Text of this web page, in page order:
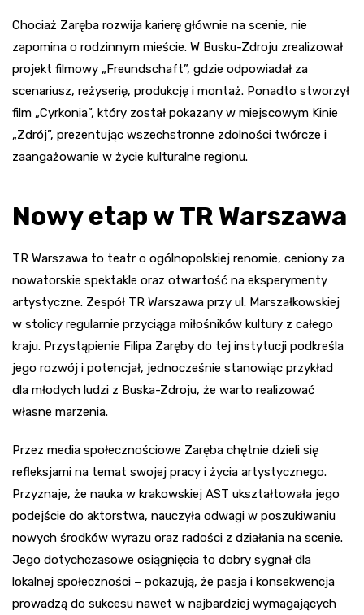
Chociaż Zaręba rozwija karierę głównie na scenie, nie
zapomina o rodzinnym mieście. W Busku-Zdroju zrealizował
projekt filmowy „Freundschaft”, gdzie odpowiadał za
scenariusz, reżyserię, produkcję i montaż. Ponadto stworzył
film „Cyrkonia”, który został pokazany w miejscowym Kinie
„Zdrój”, prezentując wszechstronne zdolności twórcze i
zaangażowanie w życie kulturalne regionu.
Nowy etap w TR Warszawa
TR Warszawa to teatr o ogólnopolskiej renomie, ceniony za
nowatorskie spektakle oraz otwartość na eksperymenty
artystyczne. Zespół TR Warszawa przy ul. Marszałkowskiej
w stolicy regularnie przyciąga miłośników kultury z całego
kraju. Przystąpienie Filipa Zaręby do tej instytucji podkreśla
jego rozwój i potencjał, jednocześnie stanowiąc przykład
dla młodych ludzi z Buska-Zdroju, że warto realizować
własne marzenia.
Przez media społecznościowe Zaręba chętnie dzieli się
refleksjami na temat swojej pracy i życia artystycznego.
Przyznaje, że nauka w krakowskiej AST ukształtowała jego
podejście do aktorstwa, nauczyła odwagi w poszukiwaniu
nowych środków wyrazu oraz radości z działania na scenie.
Jego dotychczasowe osiągnięcia to dobry sygnał dla
lokalnej społeczności – pokazują, że pasja i konsekwencja
prowadzą do sukcesu nawet w najbardziej wymagających